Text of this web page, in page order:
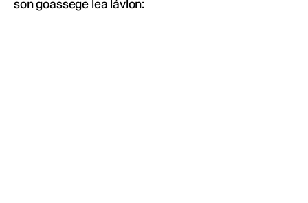
son goassege lea lávlon: